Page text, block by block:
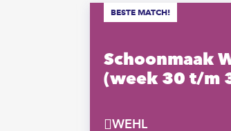
Schoonmaak
(week 30 t/m
WEHL
BESTE MATCH!